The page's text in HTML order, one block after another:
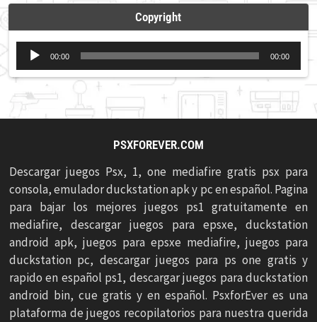
Copyright
Reproductor
de
audio
00:00 00:00
PSXFOREVER.COM
Descargar juegos Psx, 1, one mediafire gratis psx para
consola, emulador duckstation apk y pc en español. Pagina
para bajar los mejores juegos ps1 gratuitamente en
mediafire, descargar juegos para epsxe, duckstation
android apk, juegos para epsxe mediafire, juegos para
duckstation pc, descargar juegos para ps one gratis y
rapido en español ps1, descargar juegos para duckstation
android bin, cue gratis y en español. PsxforEver es una
plataforma de juegos recopilatorios para nuestra querida